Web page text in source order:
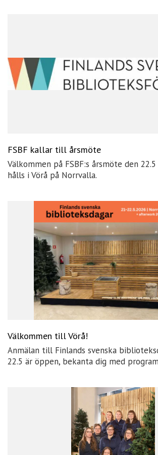
FSBF kallar till årsmöte
Välkommen på FSBF:s årsmöte den
hålls i Vörå på Norrvalla.
Välkommen till Vörå!
Anmälan till Finlands svenska
22.5 är öppen, bekanta dig med